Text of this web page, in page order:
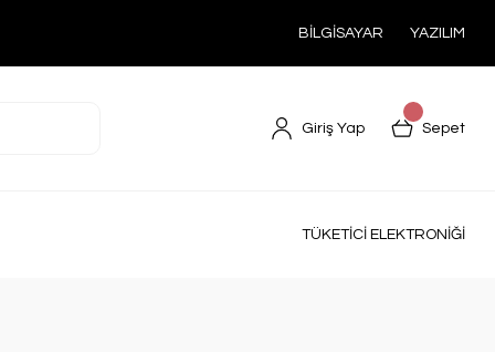
BİLGİSAYAR YAZILIM
Giriş Yap Sepet
TÜKETİCİ ELEKTRONİĞİ